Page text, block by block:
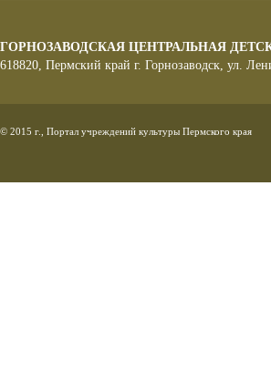
ГОРНОЗАВОДСКАЯ ЦЕНТРАЛЬНАЯ
618820, Пермский край г. Горнозаводск, ул.
© 2015 г., Портал учреждений культуры Пермского края